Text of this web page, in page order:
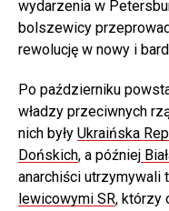
wydarzenia w
bolszewicy
rewolucję w nowy i
Po październiku
władzy przeciwnych
nich były Ukraińska
Dońskich, a później
anarchiści
lewicowymi SR, którzy